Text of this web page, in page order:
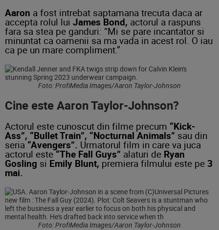
Aaron a fost intrebat saptamana trecuta daca ar
accepta rolul lui James Bond, actorul a raspuns
fara sa stea pe ganduri: “Mi se pare incantator si
minuntat ca oamenii sa ma vada in acest rol. O iau
ca pe un mare compliment.”
Foto: ProfiMedia Images/Aaron Taylor-Johnson
Cine este Aaron Taylor-Johnson?
Actorul este cunoscut din filme precum “Kick-
Ass”, “Bullet Train”, “Nocturnal Animals” sau din
seria“Avengers”. Urmatorul film in care va juca
actorul este“The Fall Guys” alaturi de Ryan
Gosling si Emily Blunt, premiera filmului este pe 3
mai.
Foto: ProfiMedia Images/Aaron Taylor-Johnson